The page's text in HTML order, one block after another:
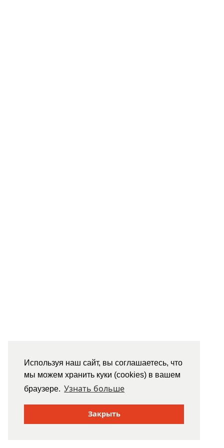
Используя наш сайт, вы соглашаетесь, что
мы можем хранить куки (cookies) в вашем
браузере. Узнать больше
Закрыть